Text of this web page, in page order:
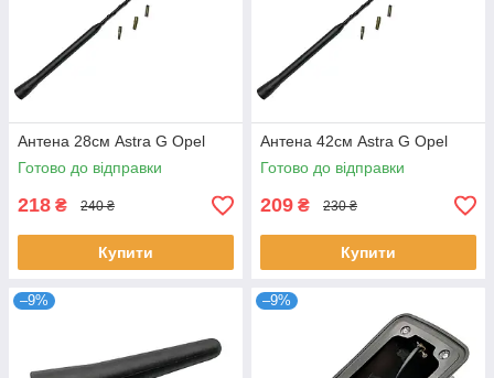
Антена 28см Astra G Opel
Готово до відправки
218 ₴ 240 ₴
Купити
Антена 42см Astra G Opel
Готово до відправки
209 ₴ 230 ₴
Купити
–9% –9%